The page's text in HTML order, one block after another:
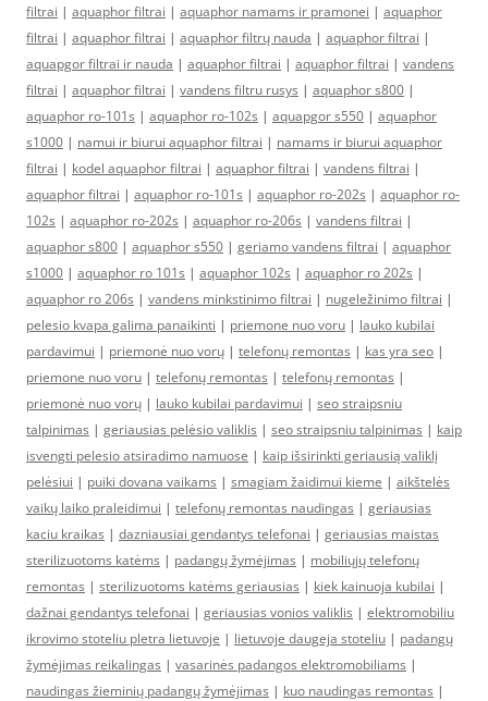
filtrai | aquaphor filtrai | aquaphor namams ir pramonei | aquaphor
filtrai | aquaphor filtrai | aquaphor filtrų nauda | aquaphor filtrai |
aquapgor filtrai ir nauda | aquaphor filtrai | aquaphor filtrai | vandens
filtrai | aquaphor filtrai | vandens filtru rusys | aquaphor s800 |
aquaphor ro-101s | aquaphor ro-102s | aquapgor s550 | aquaphor
s1000 | namui ir biurui aquaphor filtrai | namams ir biurui aquaphor
filtrai | kodel aquaphor filtrai | aquaphor filtrai | vandens filtrai |
aquaphor filtrai | aquaphor ro-101s | aquaphor ro-202s | aquaphor ro-
102s | aquaphor ro-202s | aquaphor ro-206s | vandens filtrai |
aquaphor s800 | aquaphor s550 | geriamo vandens filtrai | aquaphor
s1000 | aquaphor ro 101s | aquaphor 102s | aquaphor ro 202s |
aquaphor ro 206s | vandens minkstinimo filtrai | nugeležinimo filtrai |
pelesio kvapa galima panaikinti | priemone nuo voru | lauko kubilai
pardavimui | priemonė nuo vorų | telefonų remontas | kas yra seo |
priemone nuo voru | telefonų remontas | telefonų remontas |
priemonė nuo vorų | lauko kubilai pardavimui | seo straipsniu
talpinimas | geriausias pelėsio valiklis | seo straipsniu talpinimas | kaip
isvengti pelesio atsiradimo namuose | kaip išsirinkti geriausią valiklį
pelėsiui | puiki dovana vaikams | smagiam žaidimui kieme | aikštelės
vaikų laiko praleidimui | telefonų remontas naudingas | geriausias
kaciu kraikas | dazniausiai gendantys telefonai | geriausias maistas
sterilizuotoms katėms | padangų žymėjimas | mobiliųjų telefonų
remontas | sterilizuotoms katėms geriausias | kiek kainuoja kubilai |
dažnai gendantys telefonai | geriausias vonios valiklis | elektromobiliu
ikrovimo stoteliu pletra lietuvoje | lietuvoje daugeja stoteliu | padangų
žymėjimas reikalingas | vasarinės padangos elektromobiliams |
naudingas žieminių padangų žymėjimas | kuo naudingas remontas |